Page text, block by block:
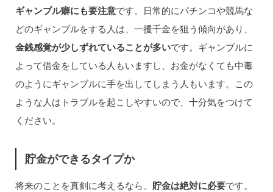
ギャンブル癖にも要注意です。日常的にパチンコや競馬な
どのギャンブルをする人は、一攫千金を狙う傾向があり、
金銭感覚が少しずれていることが多いです。ギャンブルに
よって借金をしている人もいますし、お金がなくても中毒
のようにギャンブルに手を出してしまう人もいます。この
ような人はトラブルを起こしやすいので、十分気をつけて
ください。
貯金ができるタイプか
将来のことを真剣に考えるなら、 貯金は絶対に必要です。